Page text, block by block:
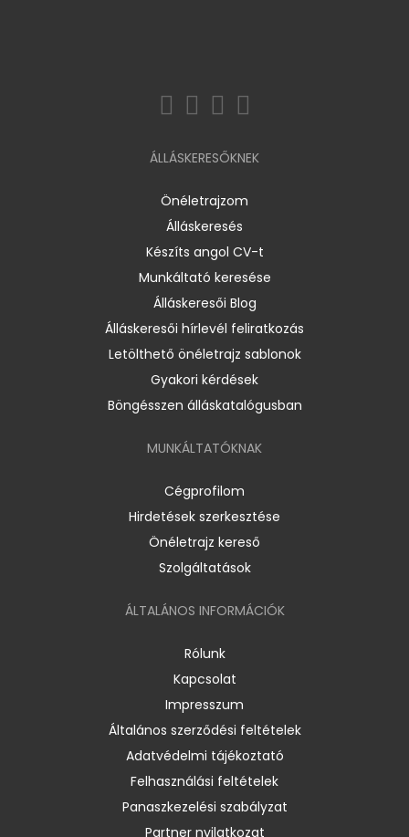
ÁLLÁSKERESŐKNEK
Önéletrajzom
Álláskeresés
Készíts angol CV-t
Munkáltató keresése
Álláskeresői Blog
Álláskeresői hírlevél feliratkozás
Letölthető önéletrajz sablonok
Gyakori kérdések
Böngésszen álláskatalógusban
MUNKÁLTATÓKNAK
Cégprofilom
Hirdetések szerkesztése
Önéletrajz kereső
Szolgáltatások
ÁLTALÁNOS INFORMÁCIÓK
Rólunk
Kapcsolat
Impresszum
Általános szerződési feltételek
Adatvédelmi tájékoztató
Felhasználási feltételek
Panaszkezelési szabályzat
Partner nyilatkozat